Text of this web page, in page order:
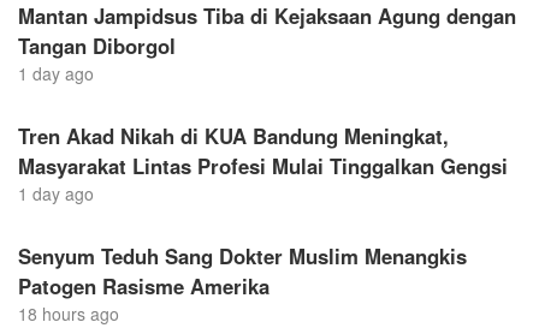
Mantan Jampidsus Tiba di Kejaksaan Agung dengan
Tangan Diborgol
1 day ago
Tren Akad Nikah di KUA Bandung Meningkat,
Masyarakat Lintas Profesi Mulai Tinggalkan Gengsi
1 day ago
Senyum Teduh Sang Dokter Muslim Menangkis
Patogen Rasisme Amerika
18 hours ago